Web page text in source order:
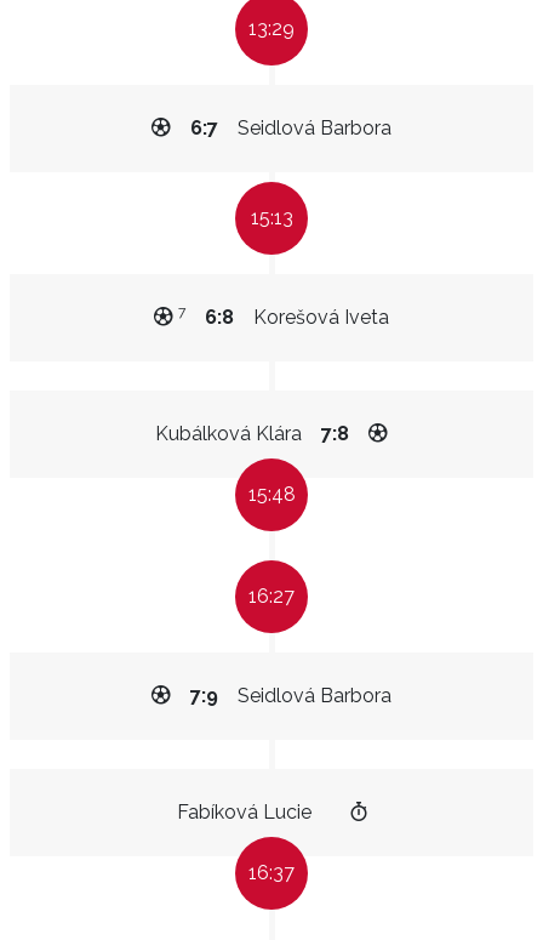
13:29
Seidlová Barbora
6:7
15:13
Korešová Iveta
6:8
7
Kubálková Klára 7:8
15:48
16:27
Seidlová Barbora
7:9
Fabíková Lucie
16:37